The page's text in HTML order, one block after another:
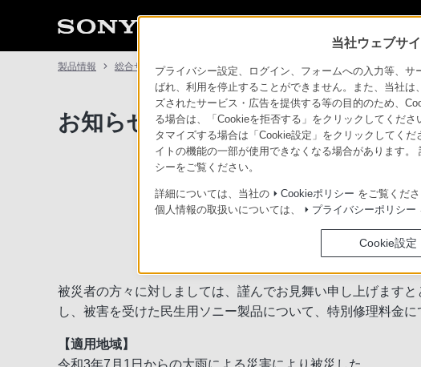
製品情報 総合サポート・お問い合わせ お知らせ
お知らせ
令和3年7月1日からの大雨
被災者の方々に対しましては、謹んでお見舞い申し上げます
し、被害を受けた民生用ソニー製品について、特別修理料金に
【適用地域】
令和3年7月1日からの大雨による災害により被災した
当社ウェブサ
プライバシー設定、ログイン、フォームへの入力等、
ばれ、利用を停止することができません。また、当社
ズされたサービス・広告を提供する等の目的のため、
る場合は、「Cookieを拒否する」をクリックしてくだ
タマイズする場合は「Cookie設定」をクリックしてく
イトの機能の一部が使用できなくなる場合があります
シーをご覧ください。
詳細については、当社の Cookieポリシー をご覧くださ
個人情報の取扱いについては、
プライバシーポリシー
Cookie設定